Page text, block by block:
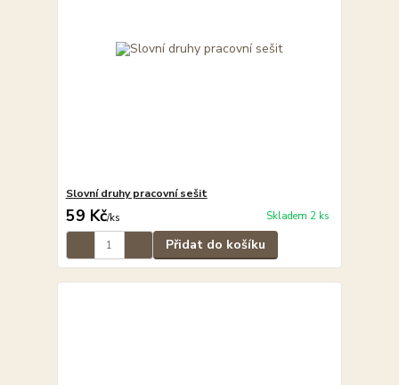
Slovní druhy pracovní sešit
59 Kč/ks Skladem 2 ks
Přidat do košíku